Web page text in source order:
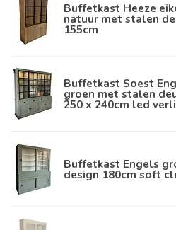
Buffetkast Heeze
natuur met stalen
155cm
Buffetkast Soest
groen met stalen
250 x 240cm led
Buffetkast Engels
design 180cm soft